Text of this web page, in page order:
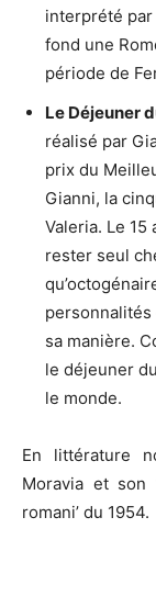
interprété par
fond une
période de
Le Déjeuner
réalisé par
prix du
Gianni, la
Valeria. Le
rester seul
personnalités
sa manière.
le déjeuner
le monde.
En littérature
Moravia et son
romani’ du 1954.